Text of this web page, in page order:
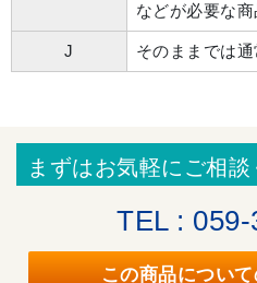
などが必要な商
J そのままでは通
まずはお気軽にご相談
TEL :
この商品につい